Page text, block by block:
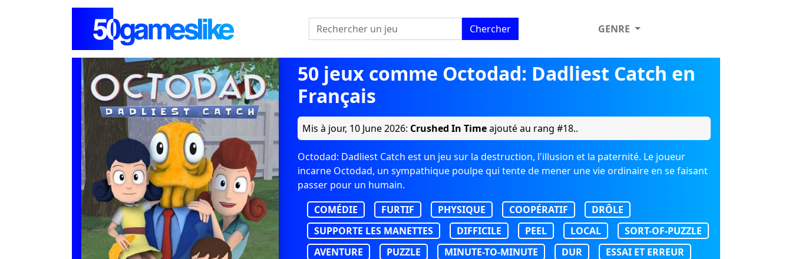
Chercher GENRE
50 jeux comme Octodad: Dadliest Catch en
Français
Mis à jour, 10 June 2026: Crushed In Timeajouté au rang #18..
Octodad: Dadliest Catch est un jeu sur la destruction, l'illusion et la paternité. Le joueur
incarne Octodad, un sympathique poulpe qui tente de mener une vie ordinaire en se faisant
passer pour un humain.
COMÉDIE
FURTIF PHYSIQUE COOPÉRATIF
DRÔLE
SUPPORTE LES MANETTES
DIFFICILE PEEL LOCAL
SORT-OF-PUZZLE
AVENTURE
PUZZLE MINUTE-TO-MINUTE DUR ESSAI ET ERREUR